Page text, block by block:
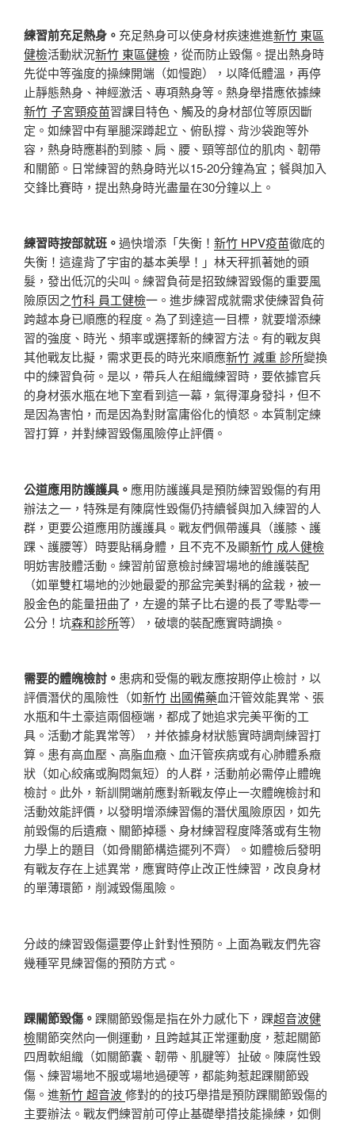
練習前充足熱身。 充足熱身可以使身材疾速進進新竹 東區
健檢活動狀況新竹 東區健檢 ，從而防止毀傷。提出熱身時
先從中等強度的操練開端（如慢跑），以降低體溫，再停
止靜態熱身、神經激活、專項熱身等。熱身舉措應依據練
新竹 子宮頸疫苗習課目特色、觸及的身材部位等原因斷
定。如練習中有單腿深蹲起立、俯臥撐、背沙袋跑等外
容，熱身時應斟酌到膝、肩、腰、頸等部位的肌肉、韌帶
和關節。日常練習的熱身時光以15-20分鐘為宜；餐與加入
交鋒比賽時，提出熱身時光盡量在30分鐘以上。
練習時按部就班。過快增添「失衡！ 新竹 HPV疫苗徹底的
失衡！這違背了宇宙的基本美學！」林天秤抓著她的頭
髮，發出低沉的尖叫。練習負荷是招致練習毀傷的重要風
險原因之竹科 員工健檢一。進步練習成就需求使練習負荷
跨越本身已順應的程度。為了到達這一目標，就要增添練
習的強度、時光、頻率或選擇新的練習方法。有的戰友與
其他戰友比擬，需求更長的時光來順應新竹 減重 診所變換
中的練習負荷。是以，帶兵人在組織練習時，要依據官兵
的身材張水瓶在地下室看到這一幕，氣得渾身發抖，但不
是因為害怕，而是因為對財富庸俗化的憤怒。本質制定練
習打算，并對練習毀傷風險停止評價。
公道應用防護護具。 應用防護護具是預防練習毀傷的有用
辦法之一，特殊是有陳腐性毀傷仍持續餐與加入練習的人
群，更要公道應用防護護具。戰友們佩帶護具（護膝、護
踝、護腰等）時要貼稱身體，且不克不及顯新竹 成人健檢
明妨害肢體活動。練習前留意檢討練習場地的維護裝配
（如單雙杠場地的沙她最愛的那盆完美對稱的盆栽，被一
股金色的能量扭曲了，左邊的葉子比右邊的長了零點零一
公分！坑森和診所等），破壞的裝配應實時調換。
需要的體魄檢討。 患病和受傷的戰友應按期停止檢討，以
評價潛伏的風險性（如新竹 出國備藥血汗管效能異常、張
水瓶和牛土豪這兩個極端，都成了她追求完美平衡的工
具。活動才能異常等），并依據身材狀態實時調劑練習打
算。患有高血壓、高脂血癥、血汗管疾病或有心肺體系癥
狀（如心絞痛或胸悶氣短）的人群，活動前必需停止體魄
檢討。此外，新訓開端前應對新戰友停止一次體魄檢討和
活動效能評價，以發明增添練習傷的潛伏風險原因，如先
前毀傷的后遺癥、關節掉穩、身材練習程度降落或有生物
力學上的題目（如骨關節構造擺列不齊）。如體檢后發明
有戰友存在上述異常，應實時停止改正性練習，改良身材
的單薄環節，削減毀傷風險。
分歧的練習毀傷還要停止針對性預防。上面為戰友們先容
幾種罕見練習傷的預防方式。
踝關節毀傷。 踝關節毀傷是指在外力感化下，踝超音波健
檢關節突然向一側運動，且跨越其正常運動度，惹起關節
四周軟組織（如關節囊、韌帶、肌腱等）扯破。陳腐性毀
傷、練習場地不服或場地過硬等，都能夠惹起踝關節毀
傷。進新竹 超音波修對的的技巧舉措是預防踝關節毀傷的
主要辦法。戰友們練習前可停止基礎舉措技能操練，如側